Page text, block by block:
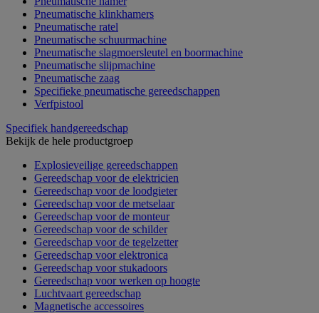
Pneumatische klinkhamers
Pneumatische ratel
Pneumatische schuurmachine
Pneumatische slagmoersleutel en boormachine
Pneumatische slijpmachine
Pneumatische zaag
Specifieke pneumatische gereedschappen
Verfpistool
Specifiek handgereedschap
Bekijk de hele productgroep
Explosieveilige gereedschappen
Gereedschap voor de elektricien
Gereedschap voor de loodgieter
Gereedschap voor de metselaar
Gereedschap voor de monteur
Gereedschap voor de schilder
Gereedschap voor de tegelzetter
Gereedschap voor elektronica
Gereedschap voor stukadoors
Gereedschap voor werken op hoogte
Luchtvaart gereedschap
Magnetische accessoires